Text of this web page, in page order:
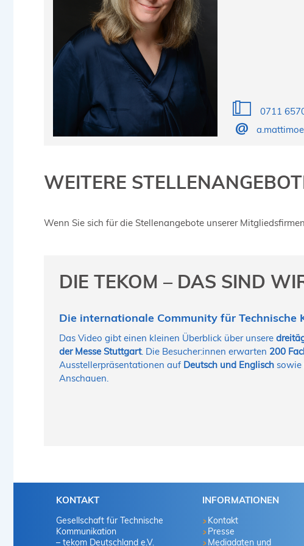
0711
WEITERE
Wenn Sie sich für die Stellenangebote unserer
DIE TEKOM – DAS SIND
Die internationale Community für Technische
Das Video gibt einen kleinen Überblick über unsere
der Messe Stuttgart. Die Besucher:innen erwarten 200
Ausstellerpräsentationen auf Deutsch und Englisch sowie
Anschauen.
KONTAKT
Gesellschaft für Technische
Kommunikation
– tekom Deutschland e.V.
INFORMATIONEN
Kontakt
Presse
Mediadaten und